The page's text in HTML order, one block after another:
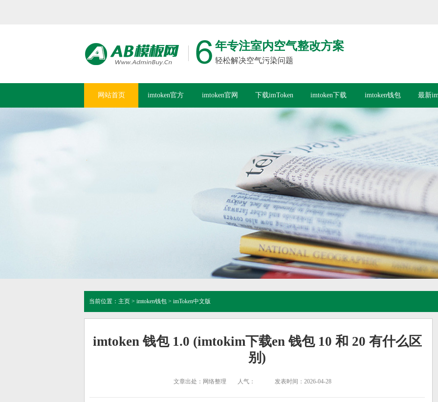
年专注室内空气整改方案
轻松解决空气污染问题
网站首页 imtoken官方 imtoken官网 下载imToken imtoken下载 imtoken钱包 最新
当前位置： 主页 > imtoken钱包 > imToken中文版
imtoken 钱包 1.0 (imtokim下载en 钱包 10 和 20 有什么区
别)
文章出处：网络整理 人气： 发表时间：2026-04-28